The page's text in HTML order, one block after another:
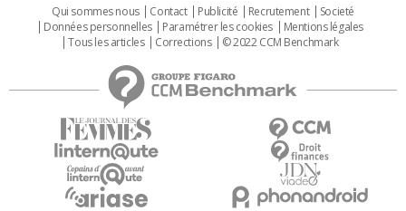
Qui sommes nous Contact Publicité Recrutement
Societé
Données personnelles
Paramétrer les cookies
Mentions légales
Tous les articles
Corrections © 2022 CCM Benchmark